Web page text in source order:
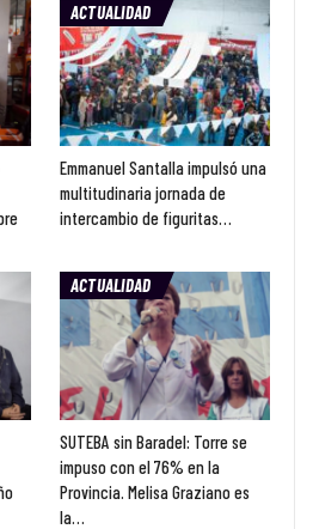
ACTUALIDAD
Emmanuel Santalla impulsó una
multitudinaria jornada de
intercambio de figuritas…
ACTUALIDAD
SUTEBA sin Baradel: Torre se
impuso con el 76% en la
Provincia. Melisa Graziano es
la…